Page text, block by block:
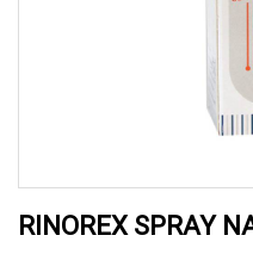
RINOREX SPRAY